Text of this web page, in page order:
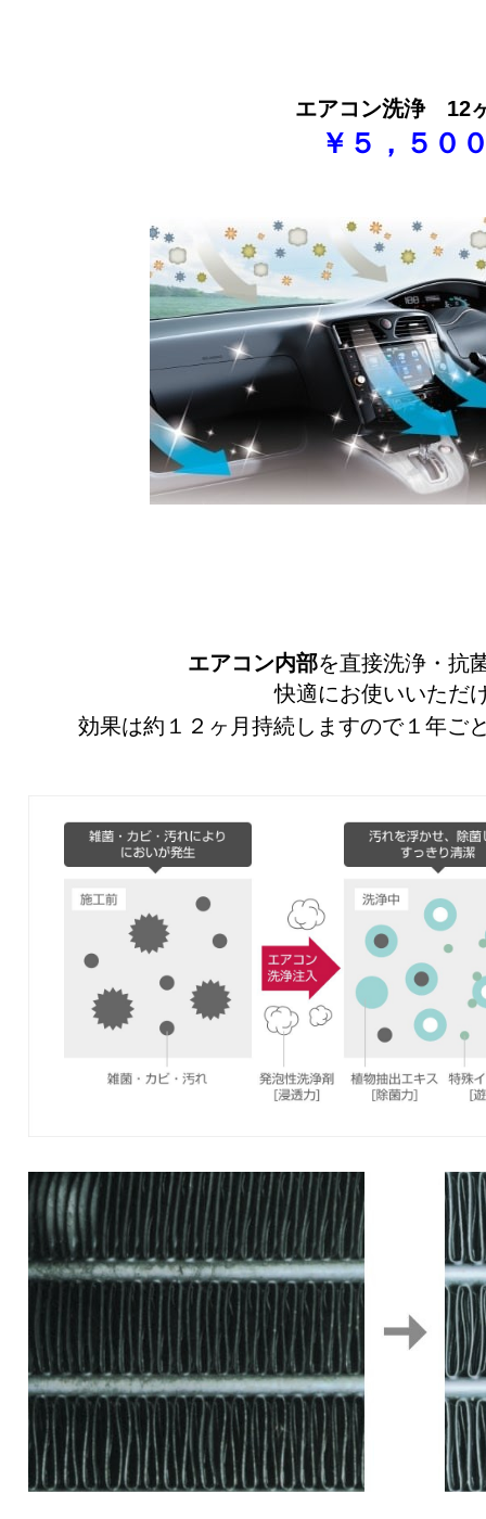
エアコン洗浄 12
￥５，５０
エアコン内部を直接洗浄・抗
快適にお使いいただ
効果は約１２ヶ月持続しますので１年ご